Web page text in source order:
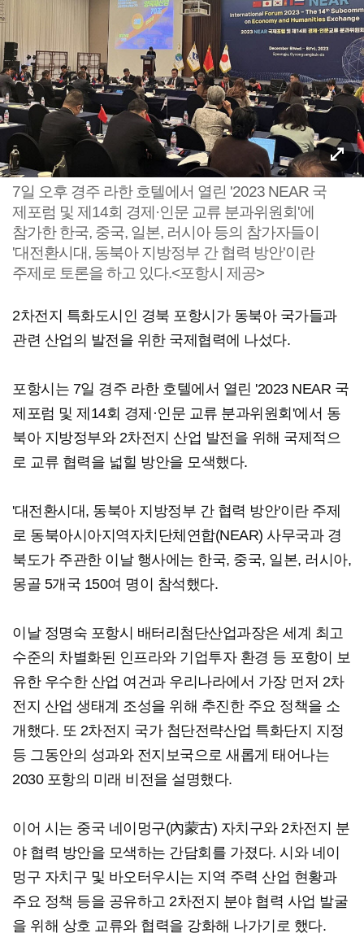
7일 오후 경주 라한 호텔에서 열린 '2023 NEAR 국
제포럼 및 제14회 경제·인문 교류 분과위원회'에
참가한 한국, 중국, 일본, 러시아 등의 참가자들이
'대전환시대, 동북아 지방정부 간 협력 방안'이란
주제로 토론을 하고 있다.<포항시 제공>
2차전지 특화도시인 경북 포항시가 동북아 국가들과
관련 산업의 발전을 위한 국제협력에 나섰다.
포항시는 7일 경주 라한 호텔에서 열린 '2023 NEAR 국
제포럼 및 제14회 경제·인문 교류 분과위원회'에서 동
북아 지방정부와 2차전지 산업 발전을 위해 국제적으
로 교류 협력을 넓힐 방안을 모색했다.
'대전환시대, 동북아 지방정부 간 협력 방안'이란 주제
로 동북아시아지역자치단체연합(NEAR) 사무국과 경
북도가 주관한 이날 행사에는 한국, 중국, 일본, 러시아,
몽골 5개국 150여 명이 참석했다.
이날 정명숙 포항시 배터리첨단산업과장은 세계 최고
수준의 차별화된 인프라와 기업투자 환경 등 포항이 보
유한 우수한 산업 여건과 우리나라에서 가장 먼저 2차
전지 산업 생태계 조성을 위해 추진한 주요 정책을 소
개했다. 또 2차전지 국가 첨단전략산업 특화단지 지정
등 그동안의 성과와 전지보국으로 새롭게 태어나는
2030 포항의 미래 비전을 설명했다.
이어 시는 중국 네이멍구(內蒙古) 자치구와 2차전지 분
야 협력 방안을 모색하는 간담회를 가졌다. 시와 네이
멍구 자치구 및 바오터우시는 지역 주력 산업 현황과
주요 정책 등을 공유하고 2차전지 분야 협력 사업 발굴
을 위해 상호 교류와 협력을 강화해 나가기로 했다.